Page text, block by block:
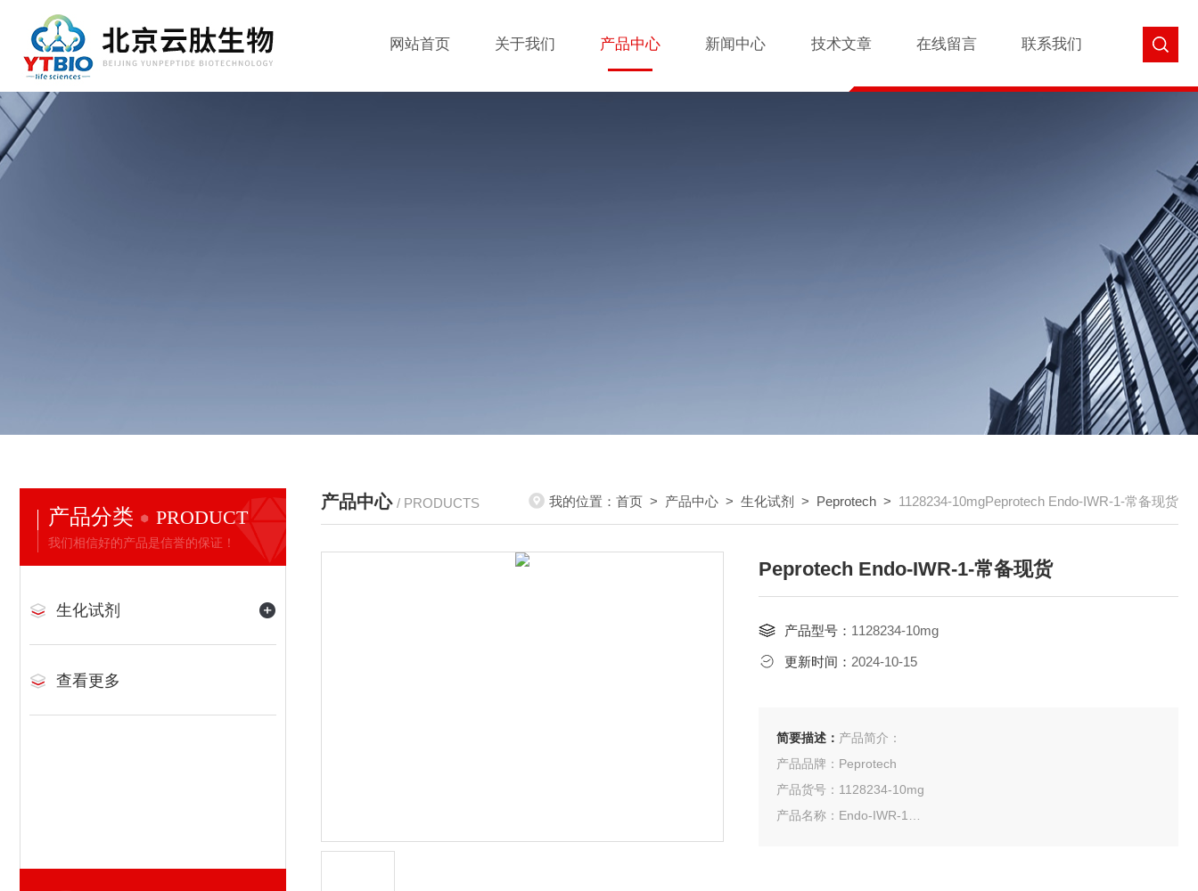
网站首页 关于我们 产品中心 新闻中心 技术文章 在线留言 联系我们
产品分类 PRODUCT
我们相信好的产品是信誉的保证！
生化试剂
查看更多
产品中心 / PRODUCTS 我的位置： 首页 > 产品中心 > 生化试剂 > Peprotech > 1128234-10mgPeprotech Endo-IWR-1-常备现货
Peprotech Endo-IWR-1-常备现货
产品型号： 1128234-10mg
更新时间： 2024-10-15
简要描述： 产品简介：
产品品牌：Peprotech
产品货号：1128234-10mg
产品名称：Endo-IWR-1